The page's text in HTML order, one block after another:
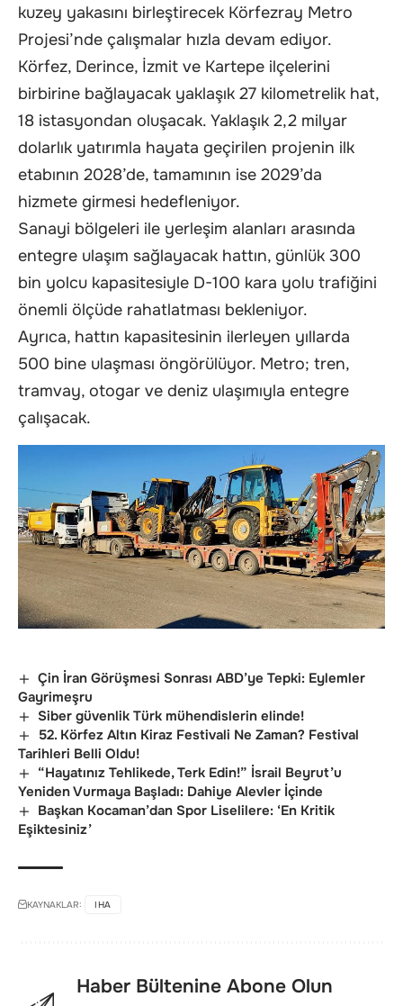
kuzey yakasını birleştirecek Körfezray Metro
Projesi’nde çalışmalar hızla devam ediyor.
Körfez, Derince, İzmit ve Kartepe ilçelerini
birbirine bağlayacak yaklaşık 27 kilometrelik hat,
18 istasyondan oluşacak. Yaklaşık 2,2 milyar
dolarlık yatırımla hayata geçirilen projenin ilk
etabının 2028’de, tamamının ise 2029’da
hizmete girmesi hedefleniyor.
Sanayi bölgeleri ile yerleşim alanları arasında
entegre ulaşım sağlayacak hattın, günlük 300
bin yolcu kapasitesiyle D-100 kara yolu trafiğini
önemli ölçüde rahatlatması bekleniyor.
Ayrıca, hattın kapasitesinin ilerleyen yıllarda
500 bine ulaşması öngörülüyor. Metro; tren,
tramvay, otogar ve deniz ulaşımıyla entegre
çalışacak.
Çin İran Görüşmesi Sonrası ABD’ye Tepki: Eylemler
Gayrimeşru
Siber güvenlik Türk mühendislerin elinde!
52. Körfez Altın Kiraz Festivali Ne Zaman? Festival
Tarihleri Belli Oldu!
“Hayatınız Tehlikede, Terk Edin!” İsrail Beyrut’u
Yeniden Vurmaya Başladı: Dahiye Alevler İçinde
Başkan Kocaman’dan Spor Liselilere: ‘En Kritik
Eşiktesiniz’
KAYNAKLAR: IHA
Haber Bültenine Abone Olun